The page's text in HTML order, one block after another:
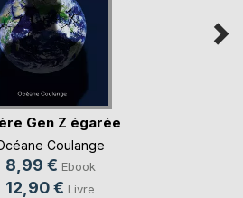
Gen Z égarée
Coulange
8,99 € Ebook
12,90 € Livre